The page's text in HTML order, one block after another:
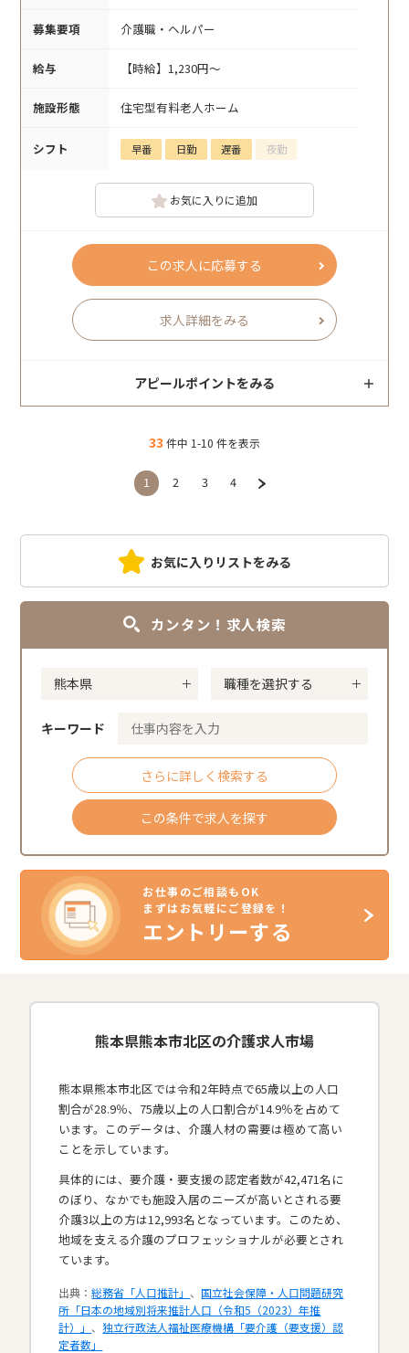
募集要項 介護職・ヘルパー
給与 【時給】1,230円～
施設形態 住宅型有料老人ホーム
シフト 早番 日勤 遅番 夜勤
お気に入りに追加
この求人に応募する
求人詳細をみる
アピールポイントをみる
33件中 1-10 件を表示
1 2 3 4
お気に入りリストをみる
カンタン！求人検索
キーワード
さらに詳しく検索する
この条件で求人を探す
お仕事のご相談もOK
まずはお気軽にご登録を！
エントリーする
熊本県熊本市北区の介護求人市場
熊本県熊本市北区では令和2年時点で65歳以上の人口
割合が28.9％、75歳以上の人口割合が14.9％を占めて
います。このデータは、介護人材の需要は極めて高い
ことを示しています。
具体的には、要介護・要支援の認定者数が42,471名に
のぼり、なかでも施設入居のニーズが高いとされる要
介護3以上の方は12,993名となっています。このため、
地域を支える介護のプロフェッショナルが必要とされ
ています。​
出典：総務省「人口推計」 、国立社会保障・人口問題研究
所「日本の地域別将来推計人口（令和5（2023）年推
計）」 、独立行政法人福祉医療機構「要介護（要支援）認
定者数」